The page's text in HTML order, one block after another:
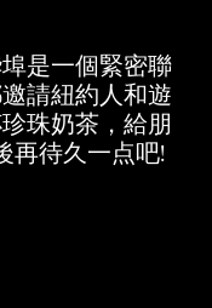
是一個緊密聯
請紐約人和遊
珠奶茶，給朋
再待久一点吧!